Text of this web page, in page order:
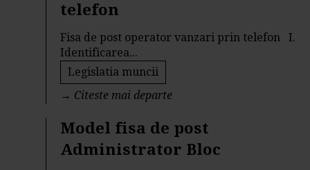
telefon
Fisa de post operator vanzari prin telefon I.
Identificarea...
Legislatia muncii
→ Citeste mai departe
Model fisa de post
Administrator Bloc